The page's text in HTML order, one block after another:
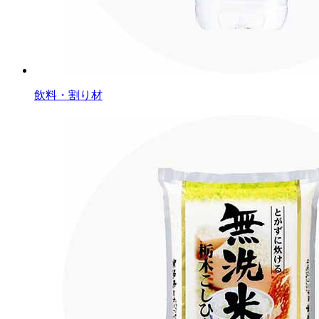
飲料・割り材